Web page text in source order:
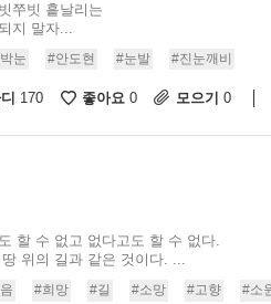
쭈빗 흩날리는
지 말자...
눈 #안도현 #눈발 #진눈깨비
170 좋아요 0 모으기 0
할 수 없고 없다고도 할 수 없다.
위의 길과 같은 것이다. ...
#희망 #길 #소망 #고향 #소